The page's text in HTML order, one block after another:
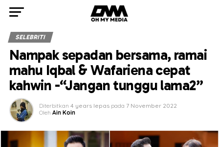
SELEBRITI
Nampak sepadan bersama, ramai
mahu Iqbal & Wafariena cepat
kahwin -“Jangan tunggu lama2”
Diterbitkan 4 years lepas pada 7 November 2022
Oleh Ain Koin